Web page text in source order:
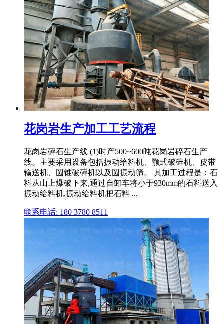
花岗岩生产加工工艺流程
花岗岩碎石生产线 (1)时产500~600吨花岗岩碎石生产
线。主要采用设备包括振动给料机、颚式破碎机、皮带
输送机、圆锥破碎机以及圆振动筛。 其加工过程是：石
料从山上爆破下来,通过自卸车将小于930mm的石料送入
振动给料机,振动给料机把石料 ...
联系电话: 180 3780 8511